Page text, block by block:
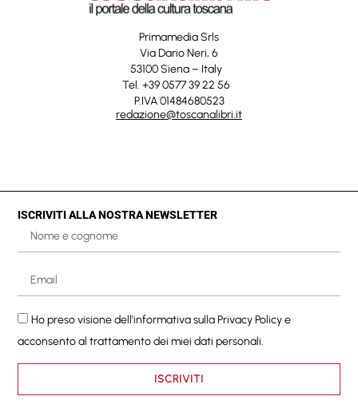
Primamedia Srls
Via Dario Neri, 6
53100 Siena – Italy
Tel. +39 0577 39 22 56
P.IVA 01484680523
redazione@toscanalibri.it
ISCRIVITI ALLA NOSTRA NEWSLETTER
Ho preso visione dell'informativa sullaPrivacy Policye
acconsento al trattamento dei miei dati personali.
ISCRIVITI